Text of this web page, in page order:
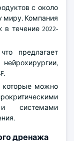
с около
миру. Компания
течение 2022-
предлагает
которые можно
и системами
дренажа